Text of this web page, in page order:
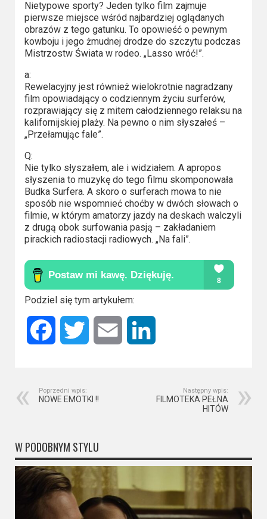
Nietypowe sporty? Jeden tylko film zajmuje
pierwsze miejsce wśród najbardziej oglądanych
obrazów z tego gatunku. To opowieść o pewnym
kowboju i jego żmudnej drodze do szczytu podczas
Mistrzostw Świata w rodeo. „Lasso wróć!”.
a:
Rewelacyjny jest również wielokrotnie nagradzany
film opowiadający o codziennym życiu surferów,
rozprawiający się z mitem całodziennego relaksu na
kalifornijskiej plaży. Na pewno o nim słyszałeś –
„Przełamując fale”.
Q:
Nie tylko słyszałem, ale i widziałem. A apropos
słyszenia to muzykę do tego filmu skomponowała
Budka Surfera. A skoro o surferach mowa to nie
sposób nie wspomnieć choćby w dwóch słowach o
filmie, w którym amatorzy jazdy na deskach walczyli
z drugą obok surfowania pasją – zakładaniem
pirackich radiostacji radiowych. „Na fali”.
Podziel się tym artykułem:
Facebook Twitter Email
Poprzedni wpis:
NOWE EMOTKI !!
Następny wpis:
FILMOTEKA PEŁNA
HITÓW
W PODOBNYM STYLU